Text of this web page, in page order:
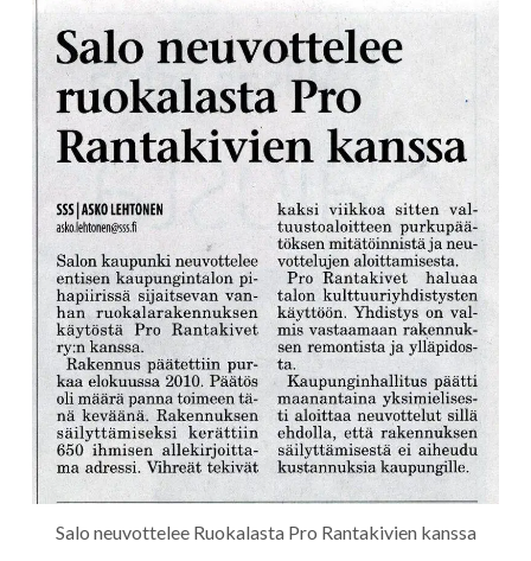
Salo neuvottelee Ruokalasta Pro Rantakivien kanssa